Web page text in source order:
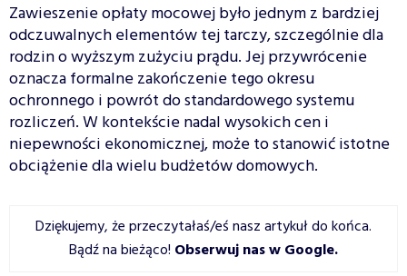
Zawieszenie opłaty mocowej było jednym z bardziej
odczuwalnych elementów tej tarczy, szczególnie dla
rodzin o wyższym zużyciu prądu. Jej przywrócenie
oznacza formalne zakończenie tego okresu
ochronnego i powrót do standardowego systemu
rozliczeń. W kontekście nadal wysokich cen i
niepewności ekonomicznej, może to stanowić istotne
obciążenie dla wielu budżetów domowych.
Dziękujemy, że przeczytałaś/eś nasz artykuł do końca.
Bądź na bieżąco! Obserwuj nas w Google.